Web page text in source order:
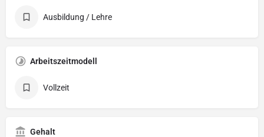
Ausbildung / Lehre
Arbeitszeitmodell
Vollzeit
Gehalt